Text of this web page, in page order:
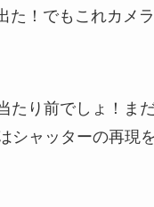
た！でもこれカメラ
たり前でしょ！ま
シャッターの再現